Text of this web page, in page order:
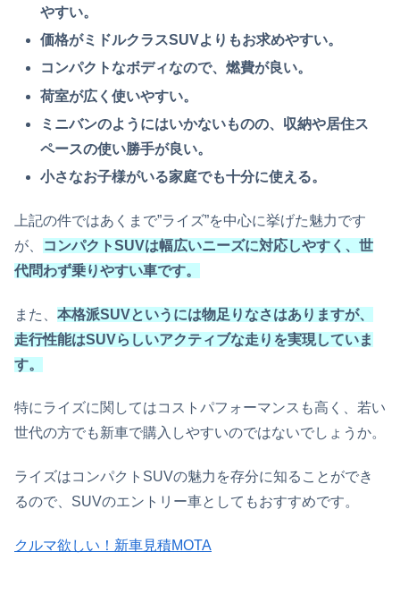
やすい。
価格がミドルクラスSUVよりもお求めやすい。
コンパクトなボディなので、燃費が良い。
荷室が広く使いやすい。
ミニバンのようにはいかないものの、収納や居住ス
ペースの使い勝手が良い。
小さなお子様がいる家庭でも十分に使える。
上記の件ではあくまで”ライズ”を中心に挙げた魅力です
が、
コンパクトSUVは幅広いニーズに対応しやすく、世
代問わず乗りやすい車です。
また、 本格派SUVというには物足りなさはありますが、
走行性能はSUVらしいアクティブな走りを実現していま
す。
特にライズに関してはコストパフォーマンスも高く、若い
世代の方でも新車で購入しやすいのではないでしょうか。
ライズはコンパクトSUVの魅力を存分に知ることができ
るので、SUVのエントリー車としてもおすすめです。
クルマ欲しい！新車見積MOTA